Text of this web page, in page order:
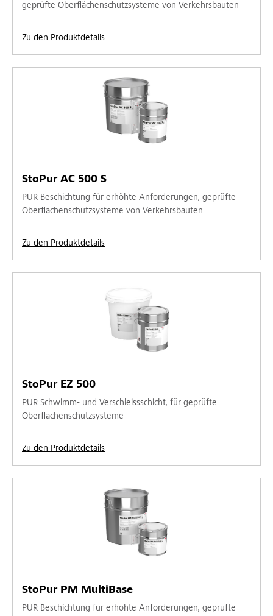
geprüfte Oberflächenschutzsysteme von Verkehrsbauten
Zu den Produktdetails
StoPur AC 500 S
PUR Beschichtung für erhöhte Anforderungen, geprüfte
Oberflächenschutzsysteme von Verkehrsbauten
Zu den Produktdetails
StoPur EZ 500
PUR Schwimm- und Verschleissschicht, für geprüfte
Oberflächenschutzsysteme
Zu den Produktdetails
StoPur PM MultiBase
PUR Beschichtung für erhöhte Anforderungen, geprüfte